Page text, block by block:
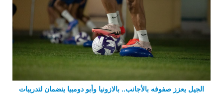
الجيل يعزز صفوفه بالأجانب.. بالازونيا وأبو دومبيا ينضمان لتدريبات